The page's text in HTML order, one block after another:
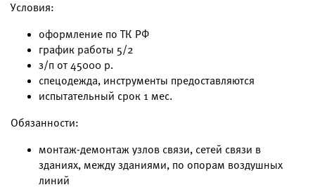
Условия:
оформление по ТК РФ
график работы 5/2
з/п от 45000 р.
спецодежда, инструменты предоставляются
испытательный срок 1 мес.
Обязанности:
монтаж-демонтаж узлов связи, сетей связи в
зданиях, между зданиями, по опорам воздушных
линий